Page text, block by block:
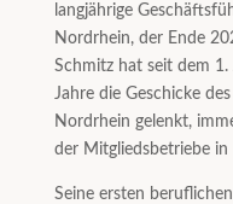
langjährige
Nordrhein, der Ende
Schmitz hat seit dem
Jahre die Geschicke
Nordrhein gelenkt,
der Mitgliedsbetriebe
Seine ersten